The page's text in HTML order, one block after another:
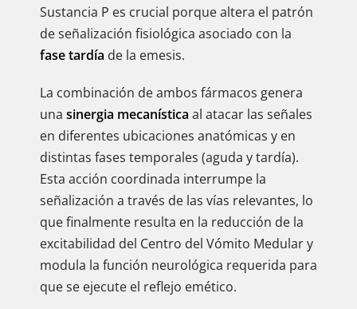
Sustancia P es crucial porque altera el patrón
de señalización fisiológica asociado con la
fase tardía de la emesis.
La combinación de ambos fármacos genera
una sinergia mecanística al atacar las señales
en diferentes ubicaciones anatómicas y en
distintas fases temporales (aguda y tardía).
Esta acción coordinada interrumpe la
señalización a través de las vías relevantes, lo
que finalmente resulta en la reducción de la
excitabilidad del Centro del Vómito Medular y
modula la función neurológica requerida para
que se ejecute el reflejo emético.